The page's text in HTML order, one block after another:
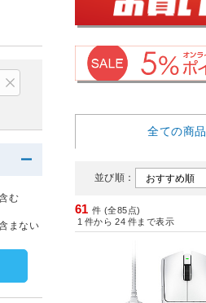
全ての商品
並び順：
61 件 (全85点)
1 件から 24 件まで表示
む
まない